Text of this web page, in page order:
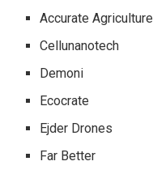
Accurate Agriculture
Cellunanotech
Demoni
Ecocrate
Ejder Drones
Far Better